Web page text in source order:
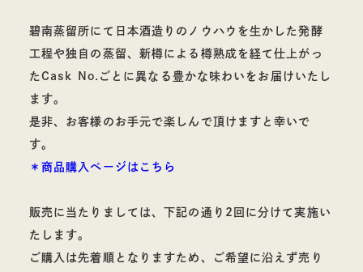
碧南蒸留所にて 日本酒造りのノウハウを生かした発酵
工程や独自の蒸留、新樽による 樽熟成を経て仕上がっ
たCask
No. ごとに異なる豊かな味わいをお届けいたし
ます。
是非、お客様のお手元で楽しんで頂けますと幸いで
す。
＊商品購入ページはこちら
販売に当たりましては、下記の通り 2 回に分けて実施い
たします。
ご購入は先着順となりますため、ご希望に沿えず売り